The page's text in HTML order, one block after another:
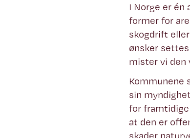
I Norge er én
former for
skogdrift
ønsker
mister vi den
Kommunene
sin
for framtidige
at den er